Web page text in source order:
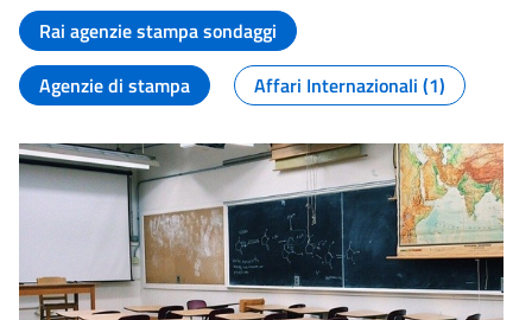
Rai agenzie stampa sondaggi
Agenzie di stampa
Affari Internazionali (1)